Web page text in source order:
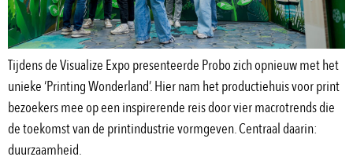
Tijdens de Visualize Expo presenteerde Probo zich opnieuw met het
unieke ‘Printing Wonderland’. Hier nam het productiehuis voor print
bezoekers mee op een inspirerende reis door vier macrotrends die
de toekomst van de printindustrie vormgeven. Centraal daarin:
duurzaamheid.